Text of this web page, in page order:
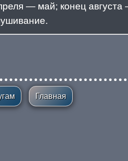
— май; конец
Главная